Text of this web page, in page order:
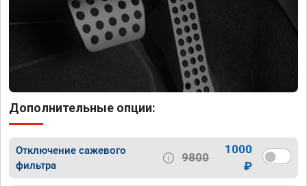
Дополнительные опции:
Отключение сажевого
фильтра
9800
1000
₽